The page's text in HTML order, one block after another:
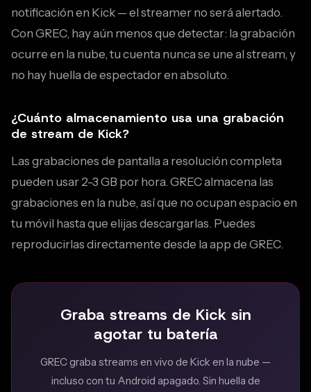
notificación en Kick — el streamer no será alertado.
Con GREC, hay aún menos que detectar: la grabación
ocurre en la nube, tu cuenta nunca se une al stream, y
no hay huella de espectador en absoluto.
¿Cuánto almacenamiento usa una grabación
de stream de Kick?
Las grabaciones de pantalla a resolución completa
pueden usar 2-3 GB por hora. GREC almacena las
grabaciones en la nube, así que no ocupan espacio en
tu móvil hasta que elijas descargarlas. Puedes
reproducirlas directamente desde la app de GREC.
Graba streams de Kick sin
agotar tu batería
GREC graba streams en vivo de Kick en la nube —
incluso con tu Android apagado. Sin huella de